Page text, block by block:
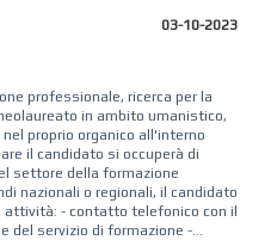
03-10-2023
professionale, ricerca per la
in ambito umanistico,
proprio organico all'interno
il candidato si occuperà di
settore della formazione
nazionali o regionali, il candidato
attività: - contatto telefonico con il
servizio di formazione -...